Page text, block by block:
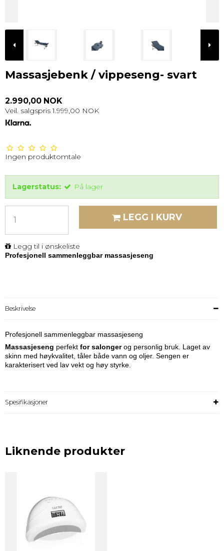
Massasjebenk / vippeseng- svart
2.990,00 NOK
Veil. salgspris 1.999,00 NOK
Ingen produktomtale
Lagerstatus: På lager
LEGG I KURV
Legg til i ønskeliste
Profesjonell sammenleggbar massasjeseng
Beskrivelse
Profesjonell sammenleggbar massasjeseng
Massasjeseng perfekt for salongerog personlig bruk. Laget av
skinn med høykvalitet, tåler både vann og oljer. Sengen er
karakterisert ved lav vekt og høy styrke.
Spesifikasjoner
Liknende produkter